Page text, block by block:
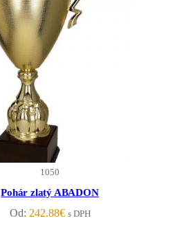
1050
Pohár zlatý ABADON
Od: 242.88€ s DPH